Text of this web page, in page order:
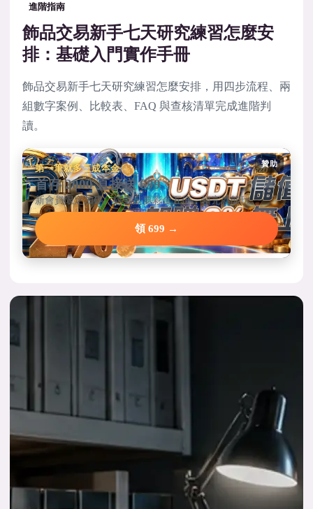
進階指南
飾品交易新手七天研究練習怎麼安
排：基礎入門實作手冊
飾品交易新手七天研究練習怎麼安排，用四步流程、兩
組數字案例、比較表、FAQ 與查核清單完成進階判
讀。
贊助
第一筆就多三成本金
首存 2000 直接送 699
新會員限定加碼，碼量只要彩金五倍，領完就能玩。
領 699 →